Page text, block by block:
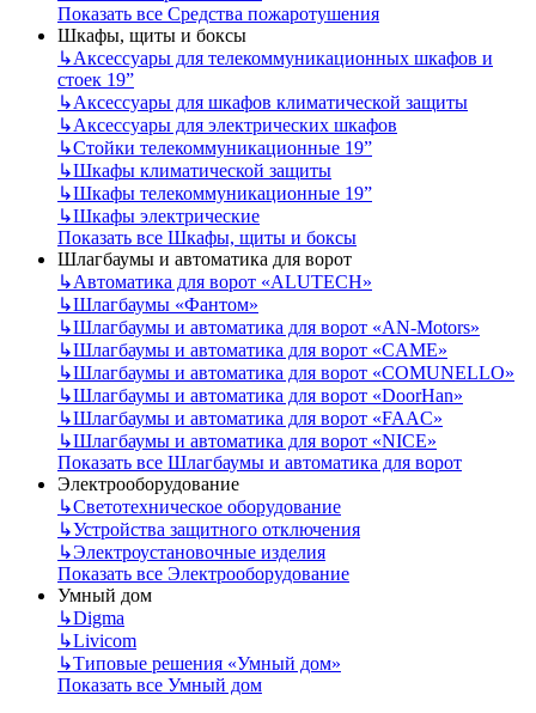
Показать все Средства пожаротушения
Шкафы, щиты и боксы
↳Аксессуары для телекоммуникационных шкафов и
стоек 19”
↳Аксессуары для шкафов климатической защиты
↳Аксессуары для электрических шкафов
↳Стойки телекоммуникационные 19”
↳Шкафы климатической защиты
↳Шкафы телекоммуникационные 19”
↳Шкафы электрические
Показать все Шкафы, щиты и боксы
Шлагбаумы и автоматика для ворот
↳Автоматика для ворот «ALUTECH»
↳Шлагбаумы «Фантом»
↳Шлагбаумы и автоматика для ворот «AN-Motors»
↳Шлагбаумы и автоматика для ворот «CAME»
↳Шлагбаумы и автоматика для ворот «COMUNELLO»
↳Шлагбаумы и автоматика для ворот «DoorHan»
↳Шлагбаумы и автоматика для ворот «FAAC»
↳Шлагбаумы и автоматика для ворот «NICE»
Показать все Шлагбаумы и автоматика для ворот
Электрооборудование
↳Светотехническое оборудование
↳Устройства защитного отключения
↳Электроустановочные изделия
Показать все Электрооборудование
Умный дом
↳Digma
↳Livicom
↳Типовые решения «Умный дом»
Показать все Умный дом